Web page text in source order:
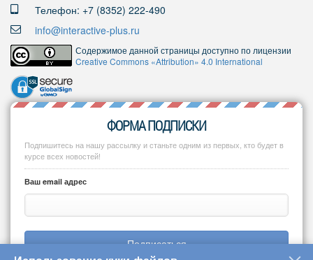
Телефон: +7 (8352) 222-490
info@interactive-plus.ru
Содержимое данной страницы доступно по лицензии
Creative Commons «Attribution» 4.0 International
ФОРМА ПОДПИСКИ
Подпишитесь на нашу рассылку и станьте одним из первых, кто будет в
курсе всех новостей!
Ваш email адрес
Подписаться